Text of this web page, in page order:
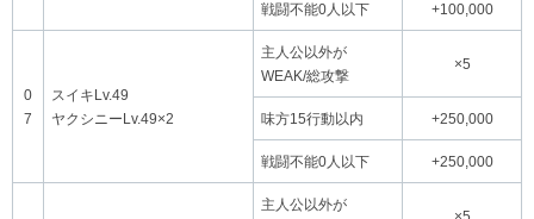
戦闘不能0人以下 +100,000
0
7
スイキLv.49
ヤクシニーLv.49×2
主人公以外が
WEAK/総攻撃
×5
味方15行動以内 +250,000
戦闘不能0人以下 +250,000
主人公以外が